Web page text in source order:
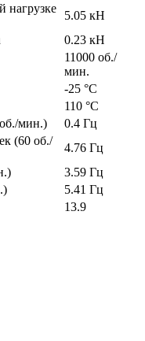
нагрузке
5.05 кН
0.23 кН
11000 об./
мин.
-25 °C
110 °C
об./мин.)
0.4 Гц
(60 об./
4.76 Гц
3.59 Гц
5.41 Гц
13.9